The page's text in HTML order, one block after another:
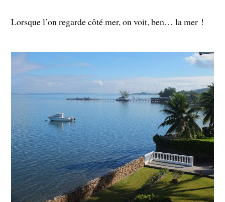
Lorsque l’on regarde côté mer, on voit, ben… la mer !